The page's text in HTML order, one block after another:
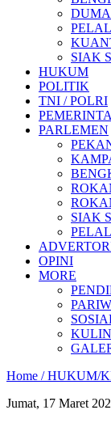
SIAK
HUKUM
POLITIK
TNI / POLRI
PARLEMEN
SIAK
OPINI
MORE
Home /HUKUM/
Jumat, 17 Maret